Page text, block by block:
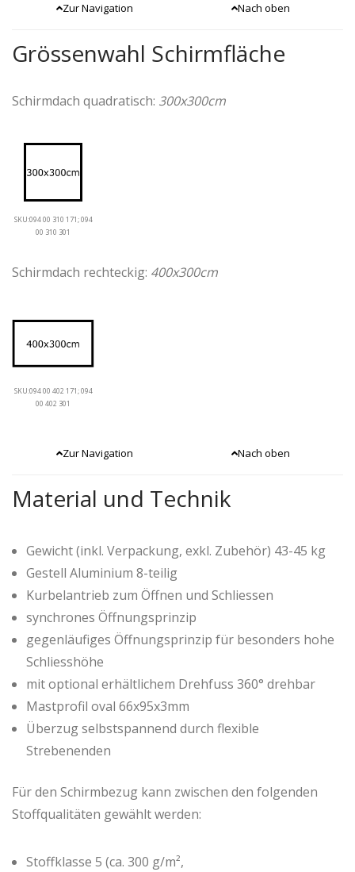
Zur Navigation Nach oben
Grössenwahl Schirmfläche
Schirmdach quadratisch: 300x300cm
SKU:094 00 310 171; 094
00 310 301
Schirmdach rechteckig: 400x300cm
SKU:094 00 402 171; 094
00 402 301
Zur Navigation Nach oben
Material und Technik
Gewicht (inkl. Verpackung, exkl. Zubehör) 43-45 kg
Gestell Aluminium 8-teilig
Kurbelantrieb zum Öffnen und Schliessen
synchrones Öffnungsprinzip
gegenläufiges Öffnungsprinzip für besonders hohe
Schliesshöhe
mit optional erhältlichem Drehfuss 360° drehbar
Mastprofil oval 66x95x3mm
Überzug selbstspannend durch flexible
Strebenenden
Für den Schirmbezug kann zwischen den folgenden
Stoffqualitäten gewählt werden:
Stoffklasse 5 (ca. 300 g/m²,